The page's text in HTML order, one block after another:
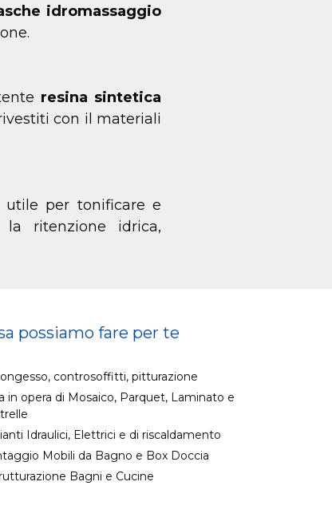
idromassaggio
resina sintetica
con il materiali
utile per tonificare e
ritenzione idrica,
possiamo fare per te
controsoffitti, pitturazione
in opera di Mosaico, Parquet, Laminato e
Idraulici, Elettrici e di riscaldamento
Mobili da Bagno e Box Doccia
Bagni e Cucine